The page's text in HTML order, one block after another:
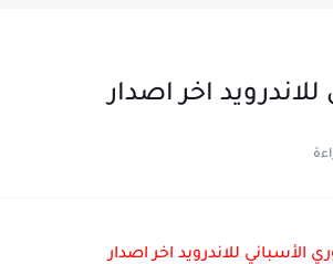
اخر اصدار
الأسباني للاندرويد اخر اصدار